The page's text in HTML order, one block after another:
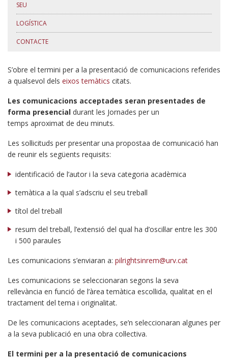
SEU
LOGÍSTICA
CONTACTE
S’obre el termini per a la presentació de comunicacions referides
a qualsevol dels eixos temàtics citats.
Les comunicacions acceptades seran presentades de
forma presencial durant les Jornades per un
temps aproximat de deu minuts.
Les sol·licituds per presentar una propostaa de comunicació han
de reunir els següents requisits:
identificació de l’autor i la seva categoria acadèmica
temàtica a la qual s’adscriu el seu treball
títol del treball
resum del treball, l’extensió del qual ha d’oscil·lar entre les 300
i 500 paraules
Les comunicacions s’enviaran a: pilrightsinrem@urv.cat
Les comunicacions se seleccionaran segons la seva
rellevància en funció de l’àrea temàtica escollida, qualitat en el
tractament del tema i originalitat.
De les comunicacions aceptades, se’n seleccionaran algunes per
a la seva publicació en una obra col·lectiva.
El termini per a la presentació de comunicacions